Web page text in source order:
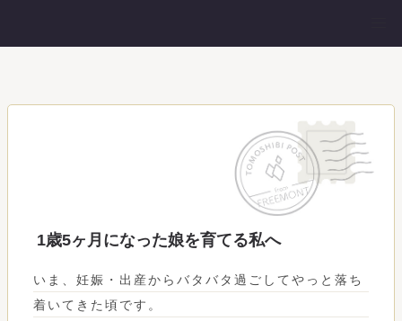
1歳5ヶ月になった娘を育てる私へ
いま、妊娠・出産からバタバタ過ごしてやっと落ち
着いてきた頃です。